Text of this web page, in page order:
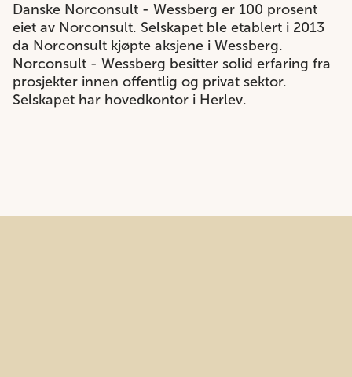
Danske Norconsult - Wessberg er 100 prosent
eiet av Norconsult. Selskapet ble etablert i 2013
da Norconsult kjøpte aksjene i Wessberg.
Norconsult - Wessberg besitter solid erfaring fra
prosjekter innen offentlig og privat sektor.
Selskapet har hovedkontor i Herlev.